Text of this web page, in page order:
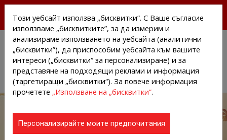
АГЕНЦИИТЕ И КОМПАНИИТЕ
Този уебсайт използва „бисквитки“. С Ваше съгласие
използваме „бисквитките”, за да измерим и
анализираме използването на уебсайта (аналитични
„бисквитки”), да приспособим уебсайта към вашите
интереси („бисквитки“ за персонализиране) и за
представяне на подходящи реклами и информация
(таргетиращи „бисквитки“). За повече информация
прочетете „Използване на „бисквитки”.
Персонализирайте моите предпочитания